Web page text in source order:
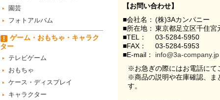
園芸
フォトアルバム
ゲーム・おもちゃ・キャラク
ター
テレビゲーム
おもちゃ
ケース・ディスプレイ
キャラクター
【お問い合わせ】
■会社名： (株)3Aカンパニー
■所在地： 東京都足立区千住
■TEL：
03-5284-5950
■FAX：
03-5284-5953
■E-mail：
info@3a-company.jp
※お急ぎの際にはお電話にて
※商品の説明や在庫確認、ま
す。